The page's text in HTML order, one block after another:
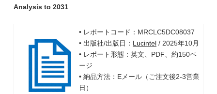
Analysis to 2031
• レポートコード：MRCLC5DC08037
• 出版社/出版日： Lucintel/ 2025年10月
• レポート形態：英文、PDF、約150ペ
ージ
• 納品方法：Eメール（ご注文後2-3営業
日）